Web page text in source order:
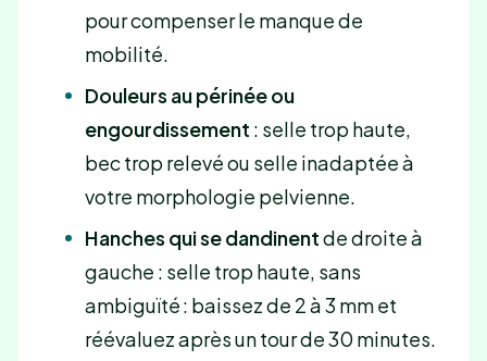
pour compenser le manque de
mobilité.
Douleurs au périnée ou
engourdissement : selle trop haute,
bec trop relevé ou selle inadaptée à
votre morphologie pelvienne.
Hanches qui se dandinentde droite à
gauche : selle trop haute, sans
ambiguïté : baissez de 2 à 3 mm et
réévaluez après un tour de 30 minutes.